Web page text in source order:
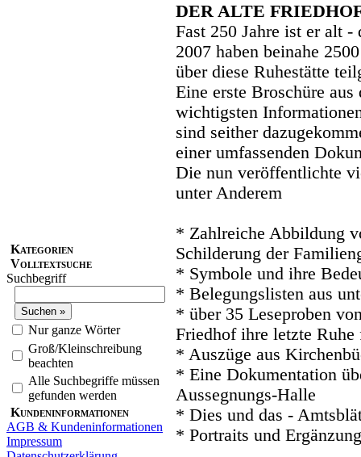
Kategorien
Volltextsuche
Suchbegriff
Nur ganze Wörter
Groß/Kleinschreibung
beachten
Alle Suchbegriffe müssen
gefunden werden
Kundeninformationen
AGB & Kundeninformationen
Impressum
DER ALTE
Fast 250 Jahre ist er alt
2007 haben beinahe
über diese Ruhestätte
Eine erste Broschüre
wichtigsten
sind seither
einer umfassenden
Die nun veröffentlichte
unter Anderem
* Zahlreiche Abbildung
Schilderung der
* Symbole und ihre
* Belegungslisten aus
* über 35 Leseproben
Friedhof ihre letzte Ruhe
* Auszüge aus
* Eine Dokumentation
Aussegnungs-Halle
* Dies und das -
* Portraits und